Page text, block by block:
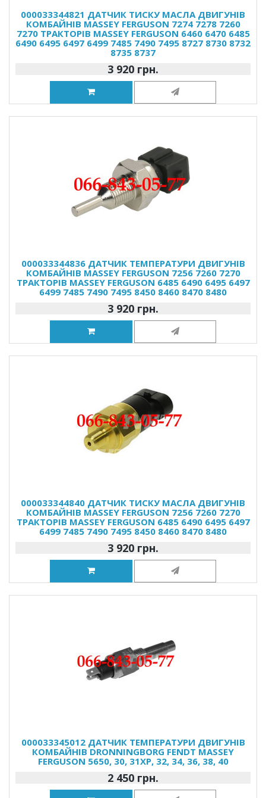
000033344821 ДАТЧИК ТИСКУ МАСЛА ДВИГУНІВ
КОМБАЙНІВ MASSEY FERGUSON 7274 7278 7260
7270 ТРАКТОРІВ MASSEY FERGUSON 6460 6470 6485
6490 6495 6497 6499 7485 7490 7495 8727 8730 8732
8735 8737
3 920 грн.
000033344836 ДАТЧИК ТЕМПЕРАТУРИ ДВИГУНІВ
КОМБАЙНІВ MASSEY FERGUSON 7256 7260 7270
ТРАКТОРІВ MASSEY FERGUSON 6485 6490 6495 6497
6499 7485 7490 7495 8450 8460 8470 8480
3 920 грн.
000033344840 ДАТЧИК ТИСКУ МАСЛА ДВИГУНІВ
КОМБАЙНІВ MASSEY FERGUSON 7256 7260 7270
ТРАКТОРІВ MASSEY FERGUSON 6485 6490 6495 6497
6499 7485 7490 7495 8450 8460 8470 8480
3 920 грн.
000033345012 ДАТЧИК ТЕМПЕРАТУРИ ДВИГУНІВ
КОМБАЙНІВ DRONNINGBORG FENDT MASSEY
FERGUSON 5650, 30, 31XP, 32, 34, 36, 38, 40
2 450 грн.